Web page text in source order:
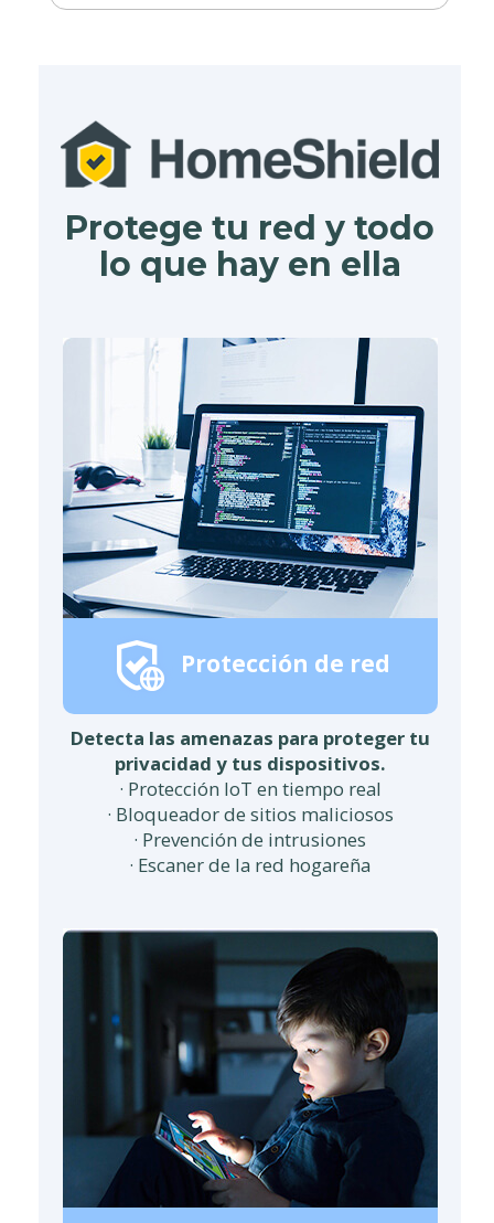
Protege tu red y todo
lo que hay en ella
Protección de red
Detecta las amenazas para proteger tu
privacidad y tus dispositivos.
· Protección IoT en tiempo real
· Bloqueador de sitios maliciosos
· Prevención de intrusiones
· Escaner de la red hogareña